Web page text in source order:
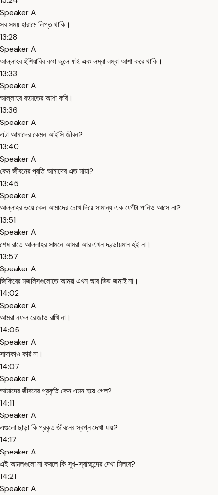
Speaker A
সব সময় হারামে লিপ্ত থাকি।
13:28
Speaker A
আল্লাহর হুঁশিয়ারির কথা ভুলে যাই এবং লম্বা লম্বা আশা করে থাকি।
13:33
Speaker A
আল্লাহর রহমতের আশা করি।
13:36
Speaker A
এটা আমাদের কেমন আইসি জীবন?
13:40
Speaker A
কেন জীবনের প্রতি আমাদের এত মায়া?
13:45
Speaker A
আল্লাহর ভয়ে কেন আমাদের চোখ দিয়ে সামান্য এক ফোঁটা পানিও আসে না?
13:51
Speaker A
শেষ রাতে আল্লাহর সামনে আমরা আর এখন দণ্ডায়মান হই না।
13:57
Speaker A
জিকিরের মজলিসগুলোতে আমরা এখন আর ভিড় জমাই না।
14:02
Speaker A
আমরা নফল রোজাও রাখি না।
14:05
Speaker A
সাদাকাও করি না।
14:07
Speaker A
আমাদের জীবনের প্রকৃতি কেন এমন হয়ে গেল?
14:11
Speaker A
এগুলো ছাড়া কি প্রকৃত জীবনের স্বপ্ন দেখা যায়?
14:17
Speaker A
এই আমলগুলো না করলে কি সুখ-স্বাচ্ছন্দের দেখা মিলবে?
14:21
Speaker A